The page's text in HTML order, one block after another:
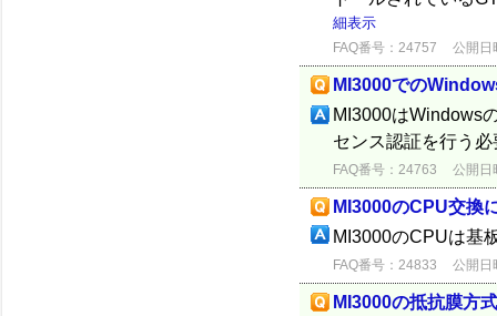
細表示
FAQ番号：24757 公開日
MI3000での
MI3000はWindows
センス認証を行う
FAQ番号：24763 公開日
MI3000のCPU交換
MI3000のCPUは基
FAQ番号：24833 公開日
MI3000の抵抗膜方